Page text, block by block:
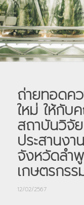
ถ่ายทอดค
ใหม่ ให้กับ
สถาบันวิจั
ประสานง
จังหวัดลำ
เกษตรกร
12/02/2567